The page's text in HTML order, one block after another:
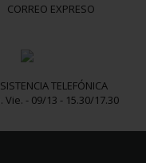
CORREO EXPRESO
TELEFÓNICA
Vie. - 09/13 - 15.30/17.30